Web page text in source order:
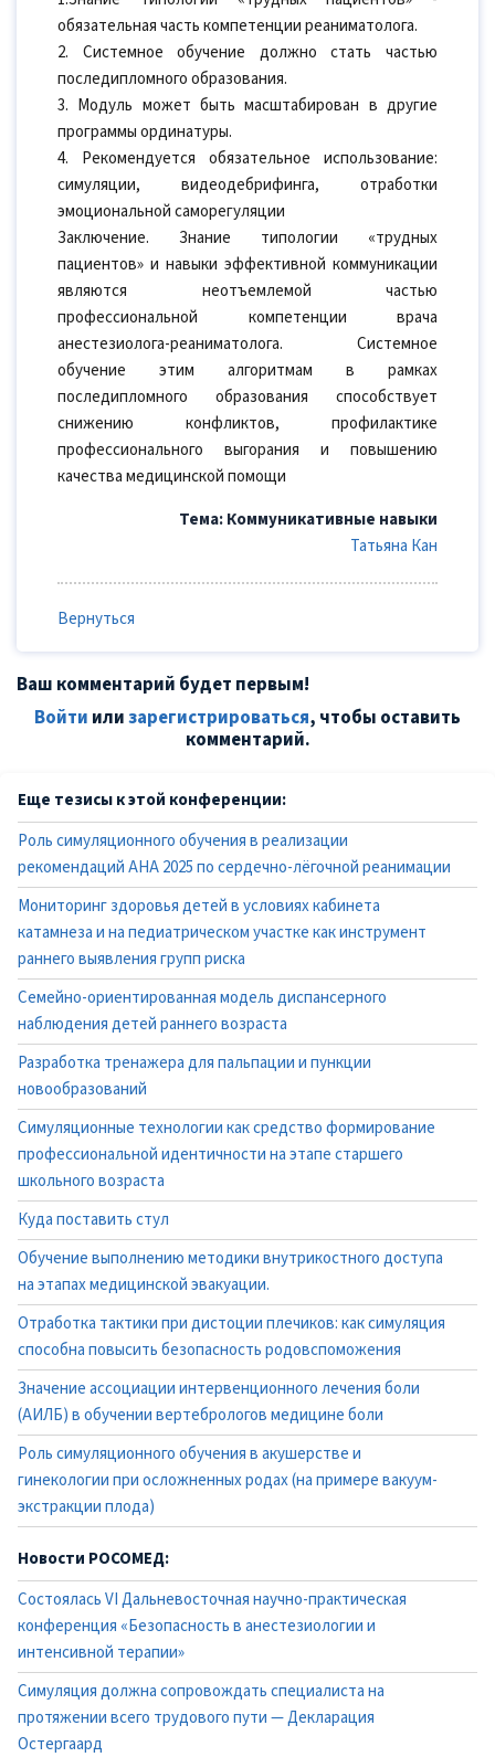
обязательная часть компетенции реаниматолога.
2. Системное обучение должно стать частью
последипломного образования.
3. Модуль может быть масштабирован в другие
программы ординатуры.
4. Рекомендуется обязательное использование:
симуляции, видеодебрифинга, отработки
эмоциональной саморегуляции
Заключение. Знание типологии «трудных
пациентов» и навыки эффективной коммуникации
являются неотъемлемой частью
профессиональной компетенции врача
анестезиолога-реаниматолога. Системное
обучение этим алгоритмам в рамках
последипломного образования способствует
снижению конфликтов, профилактике
профессионального выгорания и повышению
качества медицинской помощи
Тема: Коммуникативные навыки
Татьяна Кан
Вернуться
Ваш комментарий будет первым!
Войти илизарегистрироваться, чтобы оставить
комментарий.
Еще тезисы к этой конференции:
Роль симуляционного обучения в реализации
рекомендаций AHA 2025 по сердечно-лёгочной реанимации
Мониторинг здоровья детей в условиях кабинета
катамнеза и на педиатрическом участке как инструмент
раннего выявления групп риска
Семейно-ориентированная модель диспансерного
наблюдения детей раннего возраста
Разработка тренажера для пальпации и пункции
новообразований
Симуляционные технологии как средство формирование
профессиональной идентичности на этапе старшего
школьного возраста
Куда поставить стул
Обучение выполнению методики внутрикостного доступа
на этапах медицинской эвакуации.
Отработка тактики при дистоции плечиков: как симуляция
способна повысить безопасность родовспоможения
Значение ассоциации интервенционного лечения боли
(АИЛБ) в обучении вертебрологов медицине боли
Роль симуляционного обучения в акушерстве и
гинекологии при осложненных родах (на примере вакуум-
экстракции плода)
Новости РОСОМЕД:
Состоялась VI Дальневосточная научно-практическая
конференция «Безопасность в анестезиологии и
интенсивной терапии»
Симуляция должна сопровождать специалиста на
протяжении всего трудового пути — Декларация
Остергаард